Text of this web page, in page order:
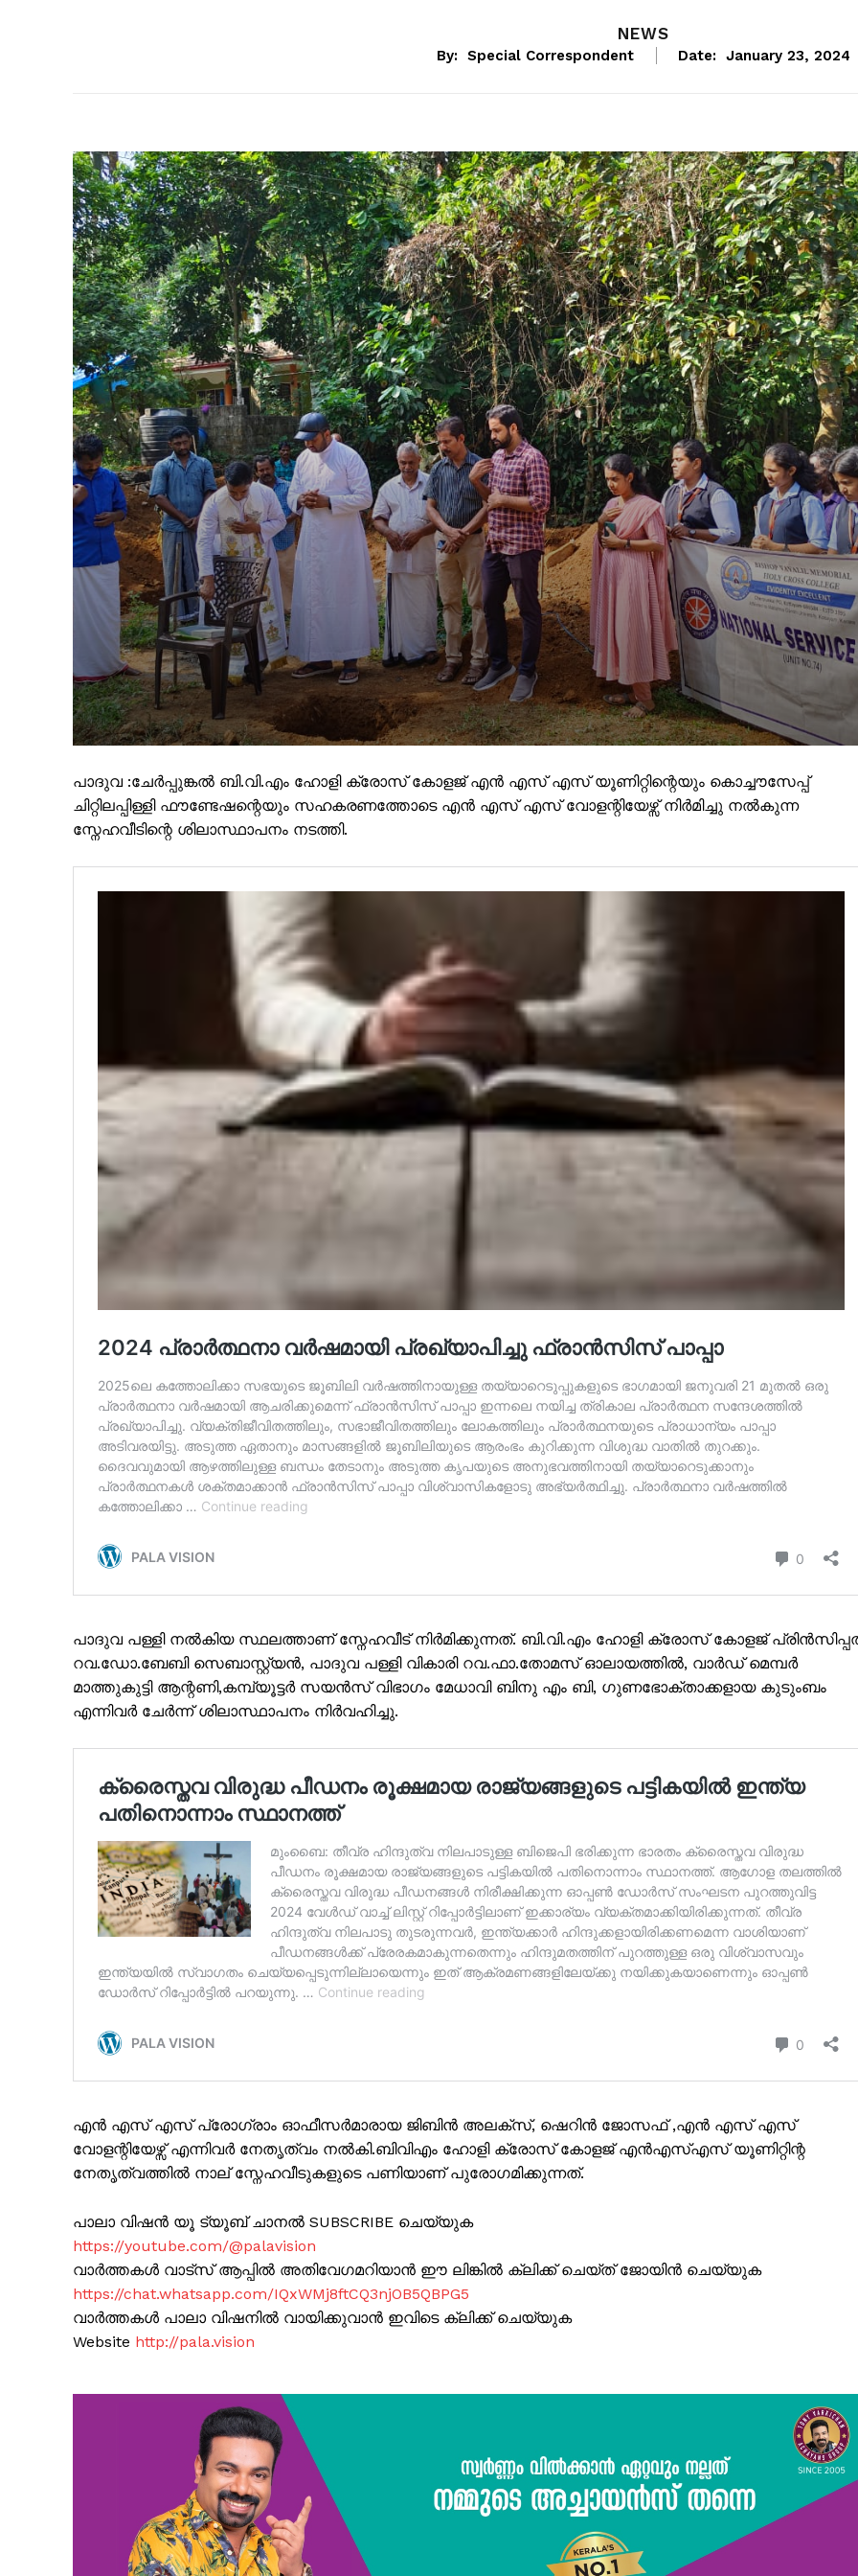
PALA VISION
SUBSCRIBE NOW
PALA VISION
Contact us
Subscription Plans
My account
Grievance Redressal
NEWS
By: Special Correspondent Date: January 23, 2024
പാദുവ :ചേർപ്പുങ്കൽ ബി.വി.എം ഹോളി ക്രോസ് കോളജ് എൻ എസ് എസ് യൂണിറ്റിന്റെയും കൊച്ചൗസേപ്പ്
ചിറ്റിലപ്പിള്ളി ഫൗണ്ടേഷന്റെയും സഹകരണത്തോടെ എൻ എസ് എസ് വോളന്റിയേഴ്സ് നിർമിച്ചു നൽകുന്ന
സ്നേഹവീടിന്റെ ശിലാസ്ഥാപനം നടത്തി.
പാദുവ പള്ളി നൽകിയ സ്ഥലത്താണ് സ്നേഹവീട് നിർമിക്കുന്നത്. ബി.വി.എം ഹോളി ക്രോസ് കോളജ്
റവ.ഡോ.ബേബി സെബാസ്റ്റ്യൻ, പാദുവ പള്ളി വികാരി റവ.ഫാ.തോമസ് ഓലായത്തിൽ, വാർഡ് മെമ്പർ
മാത്തുകുട്ടി ആന്റണി,കമ്പ്യൂട്ടർ സയൻസ് വിഭാഗം മേധാവി ബിനു എം ബി, ഗുണഭോക്താക്കളായ കുടുംബം
എന്നിവർ ചേർന്ന് ശിലാസ്ഥാപനം നിർവഹിച്ചു.
എൻ എസ് എസ് പ്രോഗ്രാം ഓഫീസർമാരായ ജിബിൻ അലക്സ്, ഷെറിൻ ജോസഫ് ,എൻ എസ് എസ്
വോളന്റിയേഴ്സ് എന്നിവർ നേതൃത്വം നൽകി.ബിവിഎം ഹോളി ക്രോസ് കോളജ് എൻഎസ്എസ് യൂണിറ്റിന്റ
നേതൃത്വത്തിൽ നാല് സ്നേഹവീടുകളുടെ പണിയാണ് പുരോഗമിക്കുന്നത്.
പാലാ വിഷൻ യൂ ട്യൂബ് ചാനൽ SUBSCRIBE ചെയ്യുക
https://youtube.com/@palavision
വാർത്തകൾ വാട്സ് ആപ്പിൽ അതിവേഗമറിയാൻ ഈ ലിങ്കിൽ ക്ലിക്ക് ചെയ്ത് ജോയിൻ ചെയ്യുക
https://chat.whatsapp.com/IQxWMj8ftCQ3njOB5QBPG5
വാർത്തകൾ പാലാ വിഷനിൽ വായിക്കുവാൻ ഇവിടെ ക്ലിക്ക് ചെയ്യുക
Website http://pala.vision